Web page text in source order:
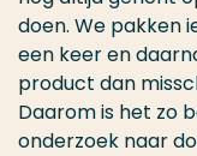
doen. We pakken
een keer en
product dan
Daarom is het zo
onderzoek naar